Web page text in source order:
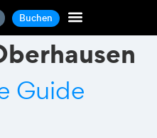
Buchen
Guide